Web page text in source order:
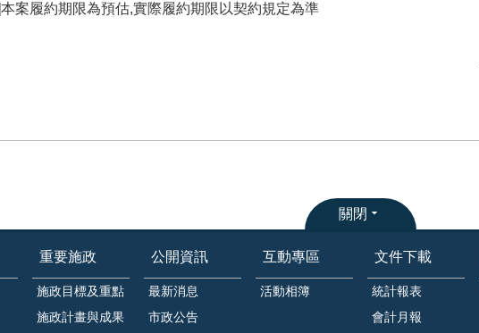
本案履約期限為預估,實際履約期限以契約規定為準
關閉
重要施政
施政目標及重點
施政計畫與成果
公開資訊
最新消息
市政公告
互動專區
活動相簿
文件下載
統計報表
會計月報